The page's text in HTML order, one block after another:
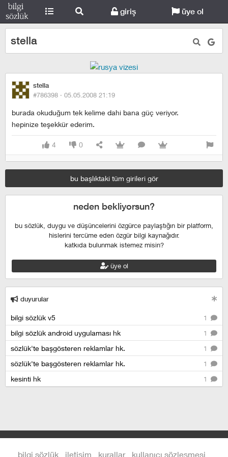
giriş üye ol
stella
stella
#786398 · 05.05.2008 21:19
burada okuduğum tek kelime dahi bana güç veriyor.
hepinize teşekkür ederim.
4 0
bu başlıktaki tüm girileri gör
neden bekliyorsun?
bu sözlük, duygu ve düşüncelerini özgürce paylaştığın bir platform,
hislerini tercüme eden özgür bilgi kaynağıdır.
katkıda bulunmak istemez misin?
üye ol
duyurular
1
bilgi sözlük v5
1
bilgi sözlük android uygulaması hk
1
sözlük'te başgösteren reklamlar hk.
1
sözlük'te başgösteren reklamlar hk.
1
kesinti hk
bilgi sözlük iletişim kurallar kullanıcı sözleşmesi